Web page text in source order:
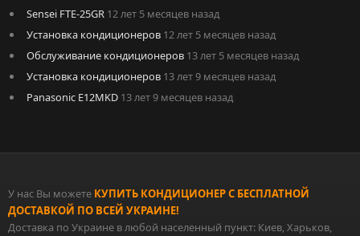
Sensei FTE-25GR 12 лет 5 месяцев назад
Установка кондиционеров 12 лет 5 месяцев назад
Обслуживание кондиционеров 13 лет 5 месяцев назад
Установка кондиционеров 13 лет 9 месяцев назад
Panasonic E12MKD 13 лет 9 месяцев назад
У нас Вы можете КУПИТЬ КОНДИЦИОНЕР С БЕСПЛАТНОЙ
ДОСТАВКОЙ ПО ВСЕЙ УКРАИНЕ!
Доставка по Украине в любой населенный пункт: Киев, Харьков,